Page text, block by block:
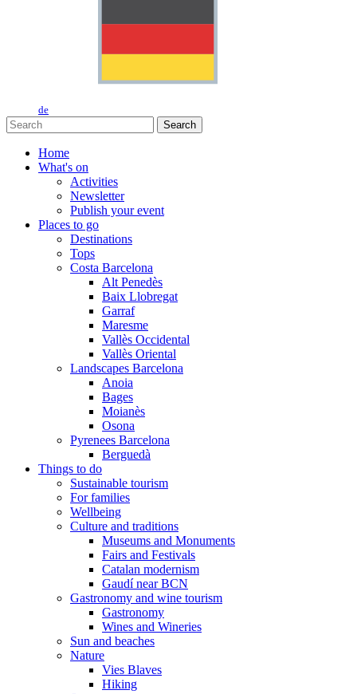
de
Search
Home
What's on
Activities
Newsletter
Publish your event
Places to go
Destinations
Tops
Costa Barcelona
Alt Penedès
Baix Llobregat
Garraf
Maresme
Vallès Occidental
Vallès Oriental
Landscapes Barcelona
Anoia
Bages
Moianès
Osona
Pyrenees Barcelona
Berguedà
Things to do
Sustainable tourism
For families
Wellbeing
Culture and traditions
Museums and Monuments
Fairs and Festivals
Catalan modernism
Gaudí near BCN
Gastronomy and wine tourism
Gastronomy
Wines and Wineries
Sun and beaches
Nature
Vies Blaves
Hiking